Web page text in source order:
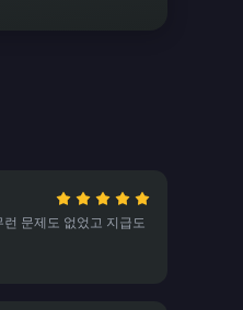
문제도 없었고 지급도